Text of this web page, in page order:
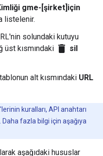
gme-[şirket]için
listelenir.
solundaki kutuyu
kısmındaki delete sil
alt kısmındaki URL
kuralları, API anahtarı
Daha fazla bilgi için aşağıya
aşağıdaki hususlar